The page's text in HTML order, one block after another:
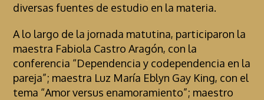
diversas fuentes de estudio en la materia.
A lo largo de la jornada matutina, participaron la
maestra Fabiola Castro Aragón, con la
conferencia “Dependencia y codependencia en la
pareja”; maestra Luz María Eblyn Gay King, con el
tema “Amor versus enamoramiento”; maestro